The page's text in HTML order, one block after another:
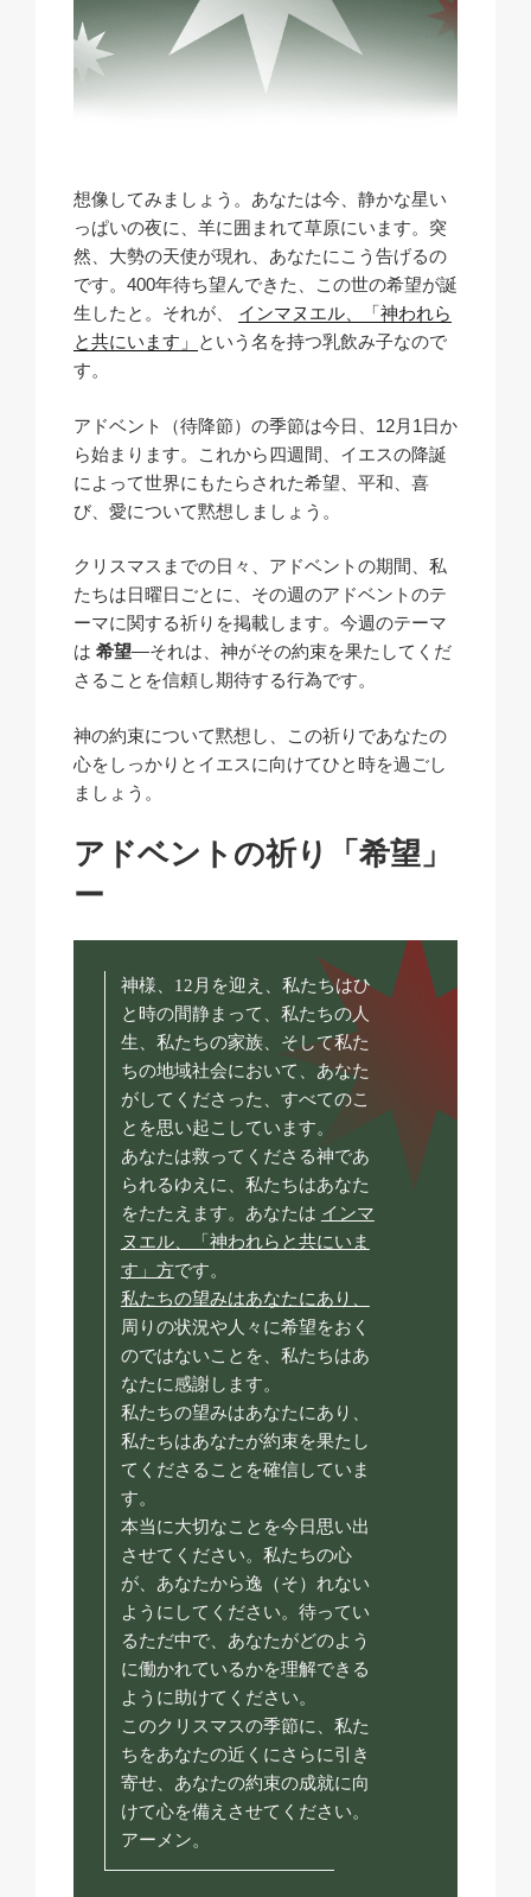
想像してみましょう。あなたは今、静かな星い
っぱいの夜に、羊に囲まれて草原にいます。突
然、大勢の天使が現れ、あなたにこう告げるの
です。400年待ち望んできた、この世の希望が誕
生したと。それが、 インマヌエル、「神われら
と共にいます」
という名を持つ乳飲み子なので
す。
アドベント（待降節）の季節は今日、12月1日か
ら始まります。これから四週間、イエスの降誕
によって世界にもたらされた希望、平和、喜
び、愛について黙想しましょう。
クリスマスまでの日々、アドベントの期間、私
たちは日曜日ごとに、その週のアドベントのテ
ーマに関する祈りを掲載します。今週のテーマ
は 希望―それは、神がその約束を果たしてくだ
さることを信頼し期待する行為です。
神の約束について黙想し、この祈りであなたの
心をしっかりとイエスに向けてひと時を過ごし
ましょう。
アドベントの祈り「希望」
ー
神様、12月を迎え、私たちはひ
と時の間静まって、私たちの人
生、私たちの家族、そして私た
ちの地域社会において、あなた
がしてくださった、すべてのこ
とを思い起こしています。
あなたは救ってくださる神であ
られるゆえに、私たちはあなた
をたたえます。あなたは インマ
ヌエル、「神われらと共にいま
す」方です。
私たちの望みはあなたにあり、
周りの状況や人々に希望をおく
のではないことを、私たちはあ
なたに感謝します。
私たちの望みはあなたにあり、
私たちはあなたが約束を果たし
てくださることを確信していま
す。
本当に大切なことを今日思い出
させてください。私たちの心
が、あなたから逸（そ）れない
ようにしてください。待ってい
るただ中で、あなたがどのよう
に働かれているかを理解できる
ように助けてください。
このクリスマスの季節に、私た
ちをあなたの近くにさらに引き
寄せ、あなたの約束の成就に向
けて心を備えさせてください。
アーメン。